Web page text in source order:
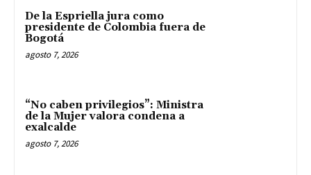
De la Espriella jura como
presidente de Colombia fuera de
Bogotá
agosto 7, 2026
“No caben privilegios”: Ministra
de la Mujer valora condena a
exalcalde
agosto 7, 2026